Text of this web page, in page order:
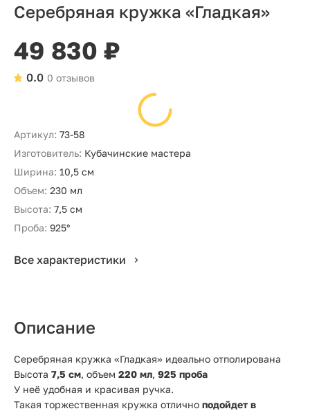
Серебряная кружка «Гладкая»
49 830 ₽
0 отзывов
0.0
Артикул: 73-58
Изготовитель: Кубачинские мастера
Ширина: 10,5 см
Объем: 230 мл
Высота: 7,5 см
Проба: 925°
Все характеристики
Описание
Серебряная кружка «Гладкая» идеально отполирована
Высота 7,5 см, объем 220 мл, 925 проба
У неё удобная и красивая ручка.
Такая торжественная кружка отлично подойдет в